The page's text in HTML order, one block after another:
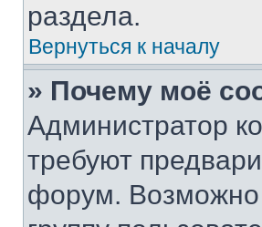
раздела.
Вернуться к началу
» Почему моё
Администратор
требуют
форум. Возможно